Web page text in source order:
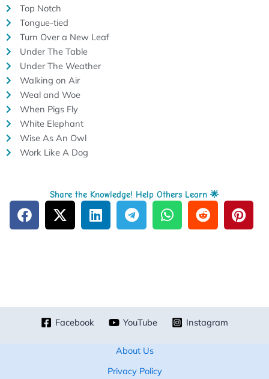
Top Notch
Tongue-tied
Turn Over a New Leaf
Under The Table
Under The Weather
Walking on Air
Weal and Woe
When Pigs Fly
White Elephant
Wise As An Owl
Work Like A Dog
Share the Knowledge! Help Others Learn 🌟
Facebook YouTube Instagram
About Us
Privacy Policy